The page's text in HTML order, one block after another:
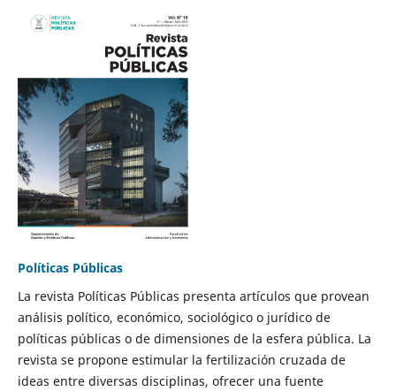
Políticas Públicas
La revista Políticas Públicas presenta artículos que provean
análisis político, económico, sociológico o jurídico de
políticas públicas o de dimensiones de la esfera pública. La
revista se propone estimular la fertilización cruzada de
ideas entre diversas disciplinas, ofrecer una fuente